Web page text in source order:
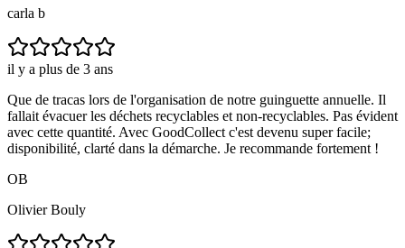
carla b
il y a plus de 3 ans
Que de tracas lors de l'organisation de notre guinguette annuelle. Il
fallait évacuer les déchets recyclables et non-recyclables. Pas évident
avec cette quantité. Avec GoodCollect c'est devenu super facile;
disponibilité, clarté dans la démarche. Je recommande fortement !
OB
Olivier Bouly